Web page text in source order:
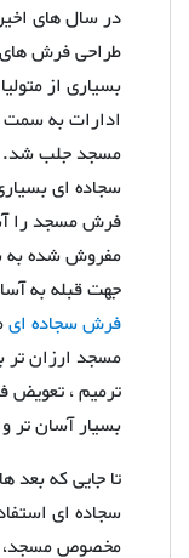
در سال های
طراحی فرش
بسیاری از
ادارات به
مسجد جلب شد.
سجاده ای
فرش مسجد را
مفروش شده به
جهت قبله به
فرش سجاده ای
مسجد ارزان تر
ترمیم ، تعویض
بسیار آسان تر
تا جایی که بعد
سجاده ای
مخصوص مسجد،